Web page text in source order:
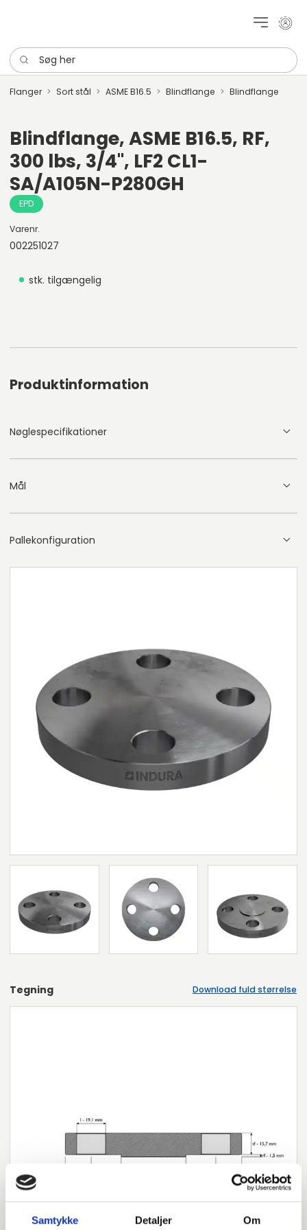
Samtykke Detaljer Om
Mit
Søg her
Flanger Sort stål ASME B16.5 Blindflange Blindflange
Blindflange, ASME B16.5, RF,
300 lbs, 3/4", LF2 CL1-
SA/A105N-P280GH
EPD
Varenr.
002251027
stk. tilgængelig
Produktinformation
Nøglespecifikationer
Mål
Pallekonfiguration
Tegning Download fuld størrelse